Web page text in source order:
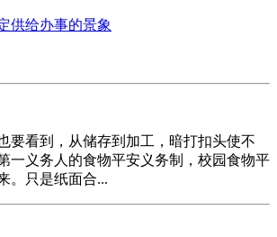
供给办事的景象
要看到，从储存到加工，暗打扣头使不
一义务人的食物平安义务制，校园食物平
。只是纸面合...